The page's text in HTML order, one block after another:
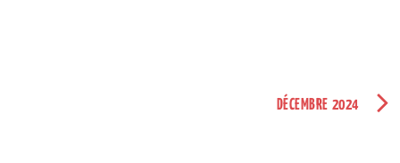
DÉCEMBRE 2024